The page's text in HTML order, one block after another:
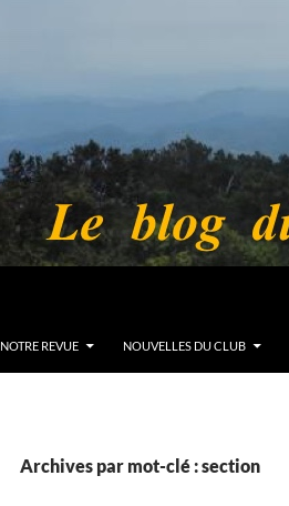
NOTRE REVUE NOUVELLES DU CLUB
Archives par mot-clé : section